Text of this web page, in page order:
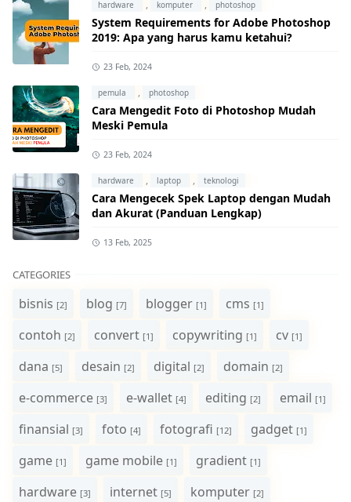
hardware , komputer , photoshop
System Requirements for Adobe Photoshop
2019: Apa yang harus kamu ketahui?
23 Feb, 2024
pemula , photoshop
Cara Mengedit Foto di Photoshop Mudah
Meski Pemula
23 Feb, 2024
hardware , laptop , teknologi
Cara Mengecek Spek Laptop dengan Mudah
dan Akurat (Panduan Lengkap)
13 Feb, 2025
CATEGORIES
bisnis [2] blog [7] blogger [1] cms [1]
contoh [2] convert [1] copywriting [1] cv [1]
dana [5] desain [2] digital [2] domain [2]
e-commerce [3] e-wallet [4] editing [2] email [1]
finansial [3] foto [4] fotografi [12] gadget [1]
game [1] game mobile [1] gradient [1]
hardware [3] internet [5] komputer [2]